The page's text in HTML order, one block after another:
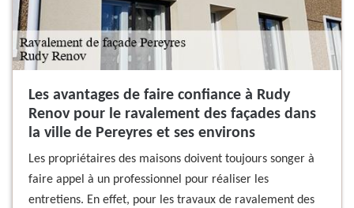
Les avantages de faire confiance à Rudy
Renov pour le ravalement des façades dans
la ville de Pereyres et ses environs
Les propriétaires des maisons doivent toujours songer à
faire appel à un professionnel pour réaliser les
entretiens. En effet, pour les travaux de ravalement des